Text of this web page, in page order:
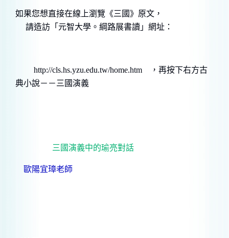
如果您想直接在線上瀏覽《三國》原文，
請造訪「元智大學。綱路展書讀」網址 ：
http://cls.hs.yzu.edu.tw/home.htm
，再按下右方古
典小說－－三國演義
三國演義中的瑜亮對話
歐陽宜璋老師